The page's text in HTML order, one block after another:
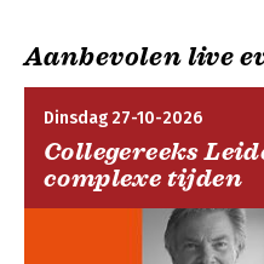
8 Medewerkers in een
9 Wat is echt nodig?
10 Een nieuwe aanpak
11 De rol van de hulpverlener
12 Veerkracht
13 Eigen schuld…
14 Moralisme versus
15 Gesprek meet het
16 Kortste weg naar een
Aanbevolen live
Dinsdag 27-10-2026
Collegereeks
complexe tijden